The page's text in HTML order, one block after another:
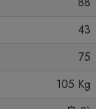
43
75
105 Kg